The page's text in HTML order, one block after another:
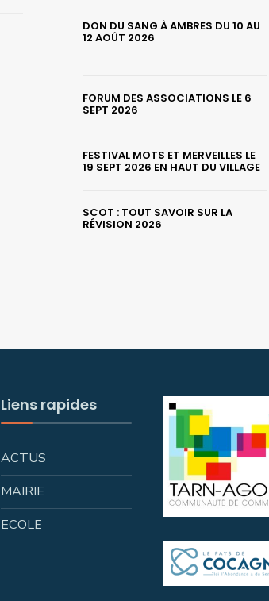
DON DU SANG À AMBRES DU 10 AU
12 AOÛT 2026
FORUM DES ASSOCIATIONS LE 6
SEPT 2026
FESTIVAL MOTS ET MERVEILLES LE
19 SEPT 2026 EN HAUT DU VILLAGE
SCOT : TOUT SAVOIR SUR LA
RÉVISION 2026
Liens rapides
ACTUS
MAIRIE
ECOLE